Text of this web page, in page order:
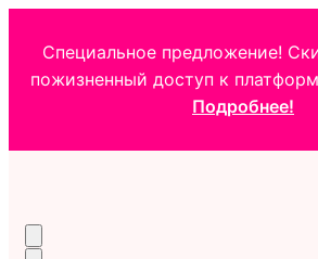
Специальное предложение!
пожизненный доступ к
Подробнее!